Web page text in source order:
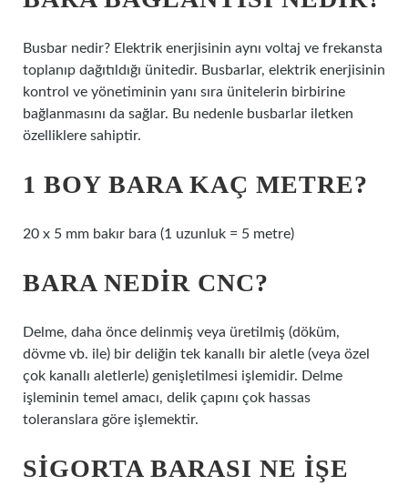
Busbar nedir? Elektrik enerjisinin aynı voltaj ve frekansta
toplanıp dağıtıldığı ünitedir. Busbarlar, elektrik enerjisinin
kontrol ve yönetiminin yanı sıra ünitelerin birbirine
bağlanmasını da sağlar. Bu nedenle busbarlar iletken
özelliklere sahiptir.
1 BOY BARA KAÇ METRE?
20 x 5 mm bakır bara (1 uzunluk = 5 metre)
BARA NEDIR CNC?
Delme, daha önce delinmiş veya üretilmiş (döküm,
dövme vb. ile) bir deliğin tek kanallı bir aletle (veya özel
çok kanallı aletlerle) genişletilmesi işlemidir. Delme
işleminin temel amacı, delik çapını çok hassas
toleranslara göre işlemektir.
SIGORTA BARASI NE IŞE